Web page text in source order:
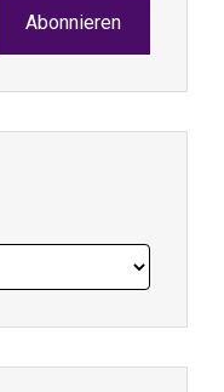
Abonnieren